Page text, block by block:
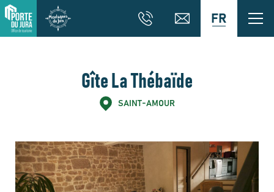
FR
Gîte La Thébaïde
SAINT-AMOUR